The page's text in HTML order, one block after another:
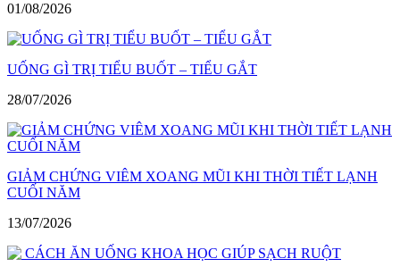
01/08/2026
UỐNG GÌ TRỊ TIỂU BUỐT – TIỂU GẮT
28/07/2026
GIẢM CHỨNG VIÊM XOANG MŨI KHI THỜI TIẾT LẠNH
CUỐI NĂM
13/07/2026